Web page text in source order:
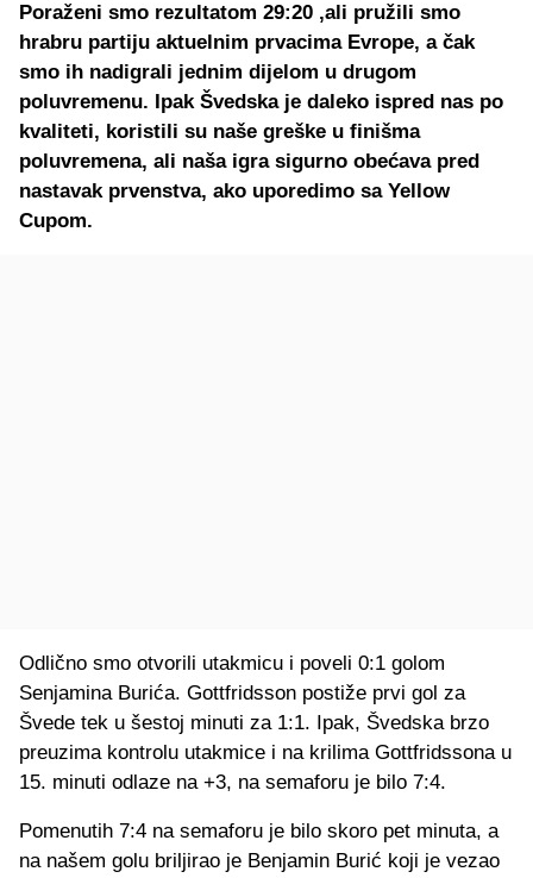
Poraženi smo rezultatom 29:20 ,ali pružili smo
hrabru partiju aktuelnim prvacima Evrope, a čak
smo ih nadigrali jednim dijelom u drugom
poluvremenu. Ipak Švedska je daleko ispred nas po
kvaliteti, koristili su naše greške u finišma
poluvremena, ali naša igra sigurno obećava pred
nastavak prvenstva, ako uporedimo sa Yellow
Cupom.
Odlično smo otvorili utakmicu i poveli 0:1 golom
Senjamina Burića. Gottfridsson postiže prvi gol za
Švede tek u šestoj minuti za 1:1. Ipak, Švedska brzo
preuzima kontrolu utakmice i na krilima Gottfridssona u
15. minuti odlaze na +3, na semaforu je bilo 7:4.
Pomenutih 7:4 na semaforu je bilo skoro pet minuta, a
na našem golu briljirao je Benjamin Burić koji je vezao